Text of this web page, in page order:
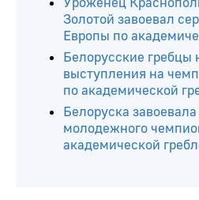
Золотой завоевал
Европы по
Белорусские гребцы
выступления на
по академической
Белоруска
молодежного
академической